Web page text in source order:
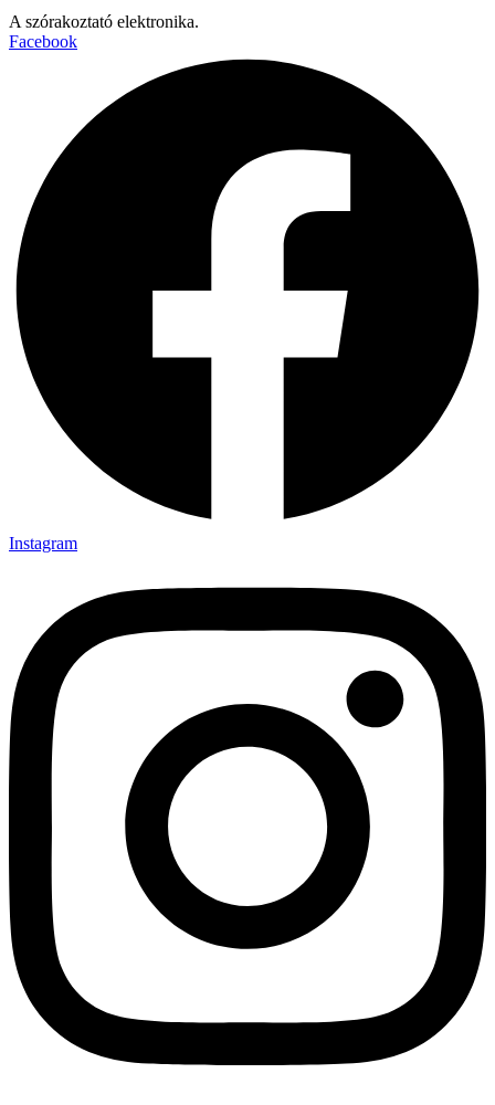
A szórakoztató elektronika.
Facebook
Instagram